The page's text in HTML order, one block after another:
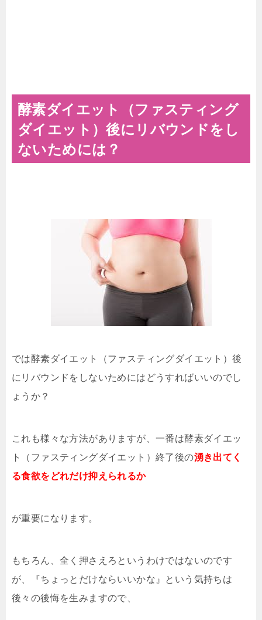
酵素ダイエット（ファスティング
ダイエット）後にリバウンドをし
ないためには？
では酵素ダイエット（ファスティングダイエット）後
にリバウンドをしないためにはどうすればいいのでし
ょうか？
これも様々な方法がありますが、一番は酵素ダイエッ
ト（ファスティングダイエット）終了後の湧き出てく
る食欲をどれだけ抑えられるか
が重要になります。
もちろん、全く押さえろというわけではないのです
が、『ちょっとだけならいいかな』という気持ちは
後々の後悔を生みますので、